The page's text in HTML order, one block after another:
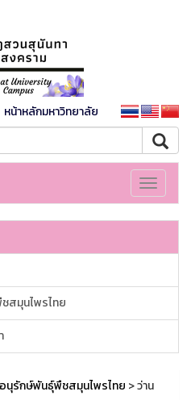
หน้าหลักมหาวิทยาลัย
Toggle
สมุนไพรไทย
นุรักษ์พันธุ์พืชสมุนไพรไทย > ว่าน